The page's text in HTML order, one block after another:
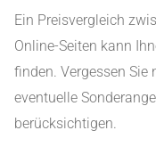
Ein Preisvergleich
Online-Seiten kann
finden. Vergessen Sie
eventuelle
berücksichtigen.